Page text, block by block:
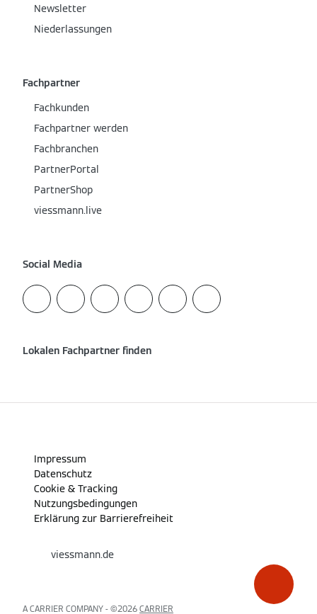
Newsletter
Niederlassungen
Fachpartner
Fachkunden
Fachpartner werden
Fachbranchen
PartnerPortal
PartnerShop
viessmann.live
Social Media
Lokalen Fachpartner finden
Impressum
Datenschutz
Cookie & Tracking
Nutzungsbedingungen
Erklärung zur Barrierefreiheit
viessmann.de
A CARRIER COMPANY - ©️2026 CARRIER